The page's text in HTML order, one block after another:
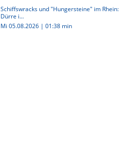
Schiffswracks und "Hungersteine" im Rhein:
Dürre i...
Mi 05.08.2026 | 01:38 min